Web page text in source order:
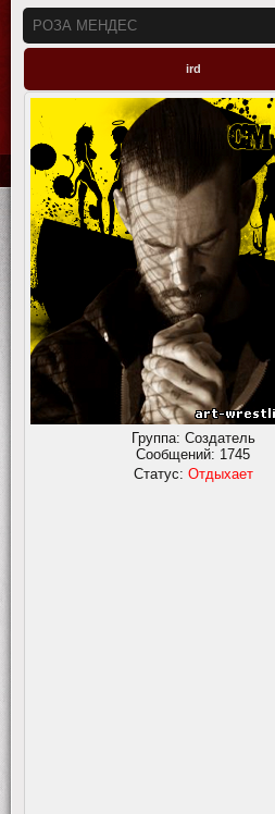
РОЗА МЕНДЕС
ird
Группа: Создатель
Сообщений: 1745
Статус: Отдыхает